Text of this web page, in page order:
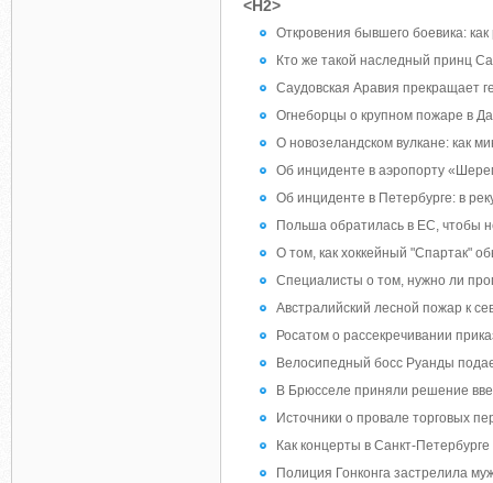
<H2>
Откровения бывшего боевика:
Кто же такой наследный принц
Саудовская Аравия прекращает
Огнеборцы о крупном пожаре в
О новозеландском вулкане: как
Об инциденте в аэропорту
Об инциденте в Петербурге: в
Польша обратилась в ЕС, чтобы
О том, как хоккейный "Спартак"
Специалисты о том, нужно ли
Австралийский лесной пожар к
Росатом о рассекречивании
Велосипедный босс Руанды
В Брюсселе приняли решение
Источники о провале торговых
Как концерты в Санкт-
Полиция Гонконга застрелила